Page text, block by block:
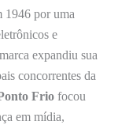
1946 por uma
e
expandiu sua
concorrentes da
Frio focou
em mídia,